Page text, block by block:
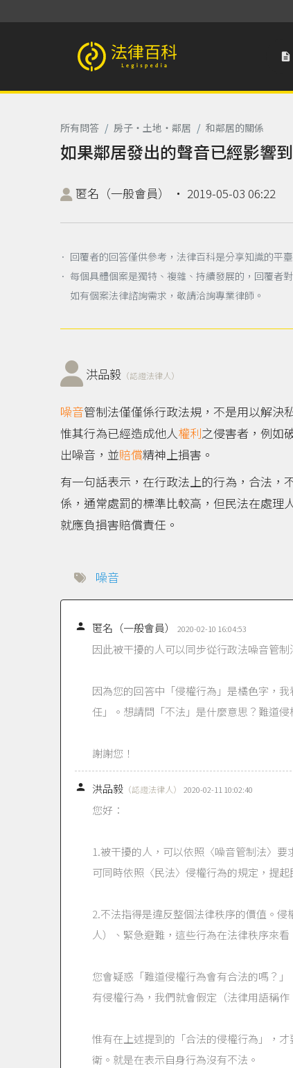
法律百科 Legispedia 
所有問答 / 房子‧土地‧鄰居 / 和鄰居的關係
如果鄰居發出的聲音已經影響
匿名（一般會員） ‧ 2019-05-03 06:22
． 回覆者的回答僅供參考，法律百科是分享知識的平
． 每個具體個案是獨特、複雜、持續發展的，回覆者
如有個案法律諮詢需求，敬請洽詢專業律師。
洪品毅 （認證法律人）
噪音管制法僅僅係行政法規，不是用以解決
惟其行為已經造成他人權利之侵害者，例如
出噪音，並賠償精神上損害。
有一句話表示，在行政法上的行為，合法，
係，通常處罰的標準比較高，但民法在處理
就應負損害賠償責任。
噪音
 匿名（一般會員） 2020-02-10 16:04:53
因此被干擾的人可以同步從行政法噪音管
因為您的回答中「侵權行為」是橘色字，
任」。想請問「不法」是什麼意思？難道侵
謝謝您！
 洪品毅 （認證法律人） 2020-02-11 10:02:40
您好：
1.被干擾的人，可以依照〈噪音管制法〉
可同時依照〈民法〉侵權行為的規定，提
2.不法指得是違反整個法律秩序的價值。
人）、緊急避難，這些行為在法律秩序來
您會疑惑「難道侵權行為會有合法的嗎？
有侵權行為，我們就會假定（法律用語稱作
惟有在上述提到的「合法的侵權行為」，
衛。就是在表示自身行為沒有不法。